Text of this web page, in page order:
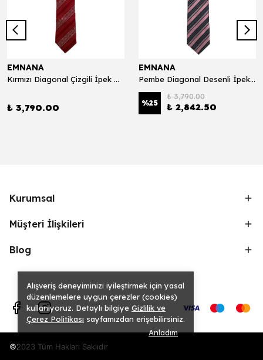
Alışveriş deneyiminizi iyileştirmek için yasal
düzenlemelere uygun çerezler (cookies)
kullanıyoruz. Detaylı bilgiye Gizlilik ve
Çerez Politikası sayfamızdan erişebilirsiniz.
Anladım
EMNANA
Kırmızı Diagonal Çizgili İpek Kravat - 10011
₺ 3,790.00
EMNANA
Pembe Diagonal Desenli İpek Kravat - 10002
%25
₺ 3,790.00
₺ 2,842.50
Kurumsal
Müşteri İlişkileri
Blog
©2023 Tüm Hakları Saklıdır